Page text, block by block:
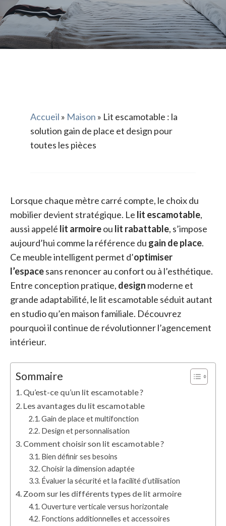
Accueil » Maison » Lit escamotable : la
solution gain de place et design pour
toutes les pièces
Lorsque chaque mètre carré compte, le choix du
mobilier devient stratégique. Le lit escamotable,
aussi appelé lit armoireou lit rabattable, s’impose
aujourd’hui comme la référence du gain de place.
Ce meuble intelligent permet d’optimiser
l’espacesans renoncer au confort ou à l’esthétique.
Entre conception pratique, design moderne et
grande adaptabilité, le lit escamotable séduit autant
en studio qu’en maison familiale. Découvrez
pourquoi il continue de révolutionner l’agencement
intérieur.
Sommaire
Qu’est-ce qu’un lit escamotable ?
Les avantages du lit escamotable
Gain de place et multifonction
Design et personnalisation
Comment choisir son lit escamotable ?
Bien définir ses besoins
Choisir la dimension adaptée
Évaluer la sécurité et la facilité d’utilisation
Zoom sur les différents types de lit armoire
Ouverture verticale versus horizontale
Fonctions additionnelles et accessoires